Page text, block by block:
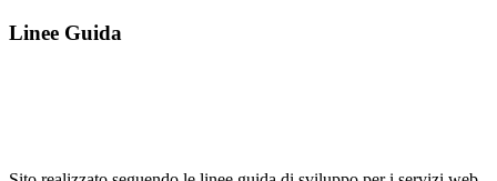
Linee Guida